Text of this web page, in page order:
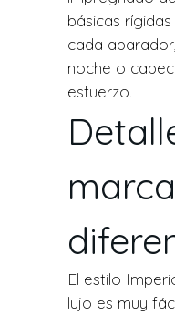
básicas
cada
noche o
esfuerzo.
El estilo
lujo es muy